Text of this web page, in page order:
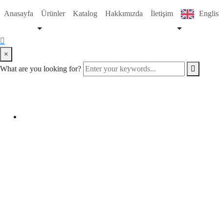
Anasayfa Ürünler Katalog Hakkımızda İletişim
×
What are you looking for?